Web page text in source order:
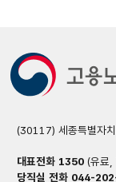
(30117) 세종특별자
대표전화 1350(유료,
당직실 전화 044-